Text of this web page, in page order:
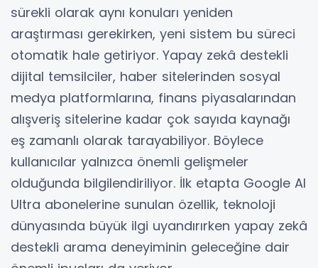
sürekli olarak aynı konuları yeniden
araştırması gerekirken, yeni sistem bu süreci
otomatik hale getiriyor. Yapay zekâ destekli
dijital temsilciler, haber sitelerinden sosyal
medya platformlarına, finans piyasalarından
alışveriş sitelerine kadar çok sayıda kaynağı
eş zamanlı olarak tarayabiliyor. Böylece
kullanıcılar yalnızca önemli gelişmeler
olduğunda bilgilendiriliyor. İlk etapta Google AI
Ultra abonelerine sunulan özellik, teknoloji
dünyasında büyük ilgi uyandırırken yapay zekâ
destekli arama deneyiminin geleceğine dair